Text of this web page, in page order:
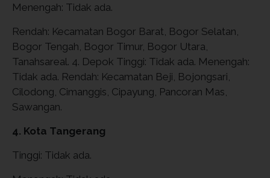
Menengah: Tidak ada.
Rendah: Kecamatan Bogor Barat, Bogor Selatan,
Bogor Tengah, Bogor Timur, Bogor Utara,
Tanahsareal. 4. Depok Tinggi: Tidak ada. Menengah:
Tidak ada. Rendah: Kecamatan Beji, Bojongsari,
Cilodong, Cimanggis, Cipayung, Pancoran Mas,
Sawangan.
4. Kota Tangerang
Tinggi: Tidak ada.